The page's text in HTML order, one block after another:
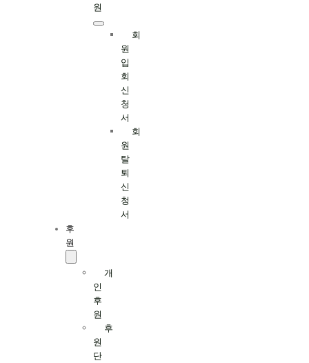
원
회
원
입
회
신
청
서
회
원
탈
퇴
신
청
서
후
원
개
인
후
원
후
원
단